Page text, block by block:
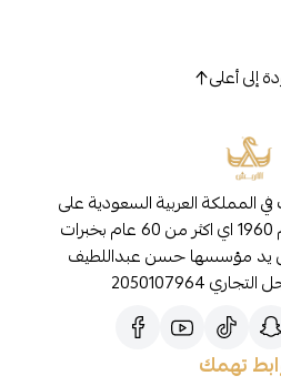
إلى أعلى
المملكة العربية السعودية على
مستوى الخليج منذ عام 1960 اي اكثر من 60 عام بخبرات
يد مؤسسها حسن عبداللطيف
2050107964
تهمك